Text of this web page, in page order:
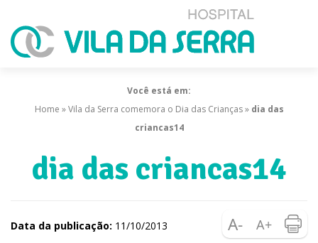
Você está em:
Home »Vila da Serra comemora o Dia das Crianças» dia das
criancas14
dia das criancas14
Data da publicação: 11/10/2013